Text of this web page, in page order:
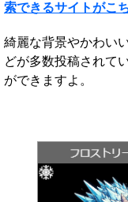
索できるサイトがこち
綺麗な背景やかわい
どが多数投稿されて
ができますよ。